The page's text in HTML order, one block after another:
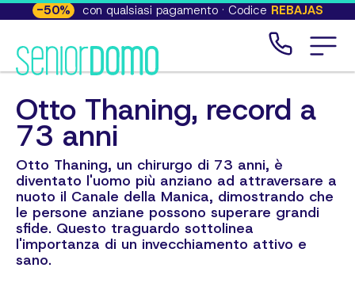
-50% con qualsiasi pagamento · Codice REBAJAS
Otto Thaning, record a
73 anni
Otto Thaning, un chirurgo di 73 anni, è
diventato l'uomo più anziano ad attraversare a
nuoto il Canale della Manica, dimostrando che
le persone anziane possono superare grandi
sfide. Questo traguardo sottolinea
l'importanza di un invecchiamento attivo e
sano.